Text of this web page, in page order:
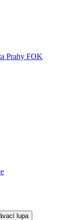
Prahy FOK